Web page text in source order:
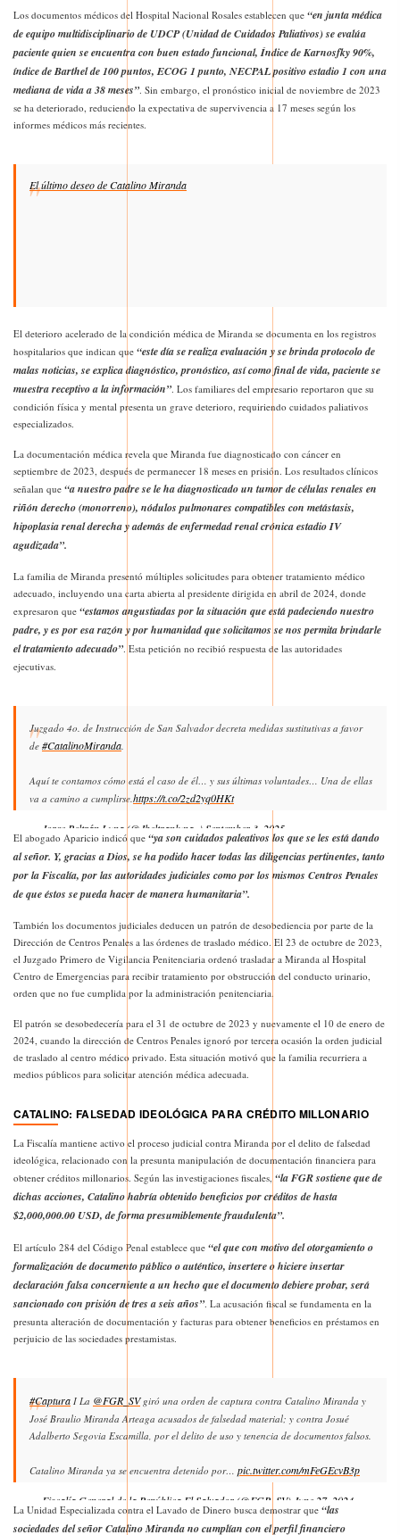
Los documentos médicos del Hospital Nacional Rosales establecen que “en junta médica
de equipo multidisciplinario de UDCP (Unidad de Cuidados Paliativos) se evalúa
paciente quien se encuentra con buen estado funcional, Índice de Karnosfky 90%,
índice de Barthel de 100 puntos, ECOG 1 punto, NECPAL positivo estadio 1 con una
mediana de vida a 38 meses”. Sin embargo, el pronóstico inicial de noviembre de 2023
se ha deteriorado, reduciendo la expectativa de supervivencia a 17 meses según los
informes médicos más recientes.
El último deseo de Catalino Miranda
El deterioro acelerado de la condición médica de Miranda se documenta en los registros
hospitalarios que indican que “este día se realiza evaluación y se brinda protocolo de
malas noticias, se explica diagnóstico, pronóstico, así como final de vida, paciente se
muestra receptivo a la información”. Los familiares del empresario reportaron que su
condición física y mental presenta un grave deterioro, requiriendo cuidados paliativos
especializados.
La documentación médica revela que Miranda fue diagnosticado con cáncer en
septiembre de 2023, después de permanecer 18 meses en prisión. Los resultados clínicos
señalan que “a nuestro padre se le ha diagnosticado un tumor de células renales en
riñón derecho (monorreno), nódulos pulmonares compatibles con metástasis,
hipoplasia renal derecha y además de enfermedad renal crónica estadio IV
agudizada”.
La familia de Miranda presentó múltiples solicitudes para obtener tratamiento médico
adecuado, incluyendo una carta abierta al presidente dirigida en abril de 2024, donde
expresaron que “estamos angustiadas por la situación que está padeciendo nuestro
padre, y es por esa razón y por humanidad que solicitamos se nos permita brindarle
el tratamiento adecuado”. Esta petición no recibió respuesta de las autoridades
ejecutivas.
Juzgado 4o. de Instrucción de San Salvador decreta medidas sustitutivas a favor
de #CatalinoMiranda.
Aquí te contamos cómo está el caso de él… y sus últimas voluntades… Una de ellas
va a camino a cumplirse.https://t.co/2zd2yq0HKt
— Jorge Beltrán Luna (@Jbeltranluna_) September 3, 2025
El abogado Aparicio indicó que “ya son cuidados paleativos los que se les está dando
al señor. Y, gracias a Dios, se ha podido hacer todas las diligencias pertinentes, tanto
por la Fiscalía, por las autoridades judiciales como por los mismos Centros Penales
de que éstos se pueda hacer de manera humanitaria”.
También los documentos judiciales deducen un patrón de desobediencia por parte de la
Dirección de Centros Penales a las órdenes de traslado médico. El 23 de octubre de 2023,
el Juzgado Primero de Vigilancia Penitenciaria ordenó trasladar a Miranda al Hospital
Centro de Emergencias para recibir tratamiento por obstrucción del conducto urinario,
orden que no fue cumplida por la administración penitenciaria.
El patrón se desobedecería para el 31 de octubre de 2023 y nuevamente el 10 de enero de
2024, cuando la dirección de Centros Penales ignoró por tercera ocasión la orden judicial
de traslado al centro médico privado. Esta situación motivó que la familia recurriera a
medios públicos para solicitar atención médica adecuada.
CATALINO: FALSEDAD IDEOLÓGICA PARA CRÉDITO MILLONARIO
La Fiscalía mantiene activo el proceso judicial contra Miranda por el delito de falsedad
ideológica, relacionado con la presunta manipulación de documentación financiera para
obtener créditos millonarios. Según las investigaciones fiscales, “la FGR sostiene que de
dichas acciones, Catalino habría obtenido beneficios por créditos de hasta
$2,000,000.00 USD, de forma presumiblemente fraudulenta”.
El artículo 284 del Código Penal establece que “el que con motivo del otorgamiento o
formalización de documento público o auténtico, insertere o hiciere insertar
declaración falsa concerniente a un hecho que el documento debiere probar, será
sancionado con prisión de tres a seis años”. La acusación fiscal se fundamenta en la
presunta alteración de documentación y facturas para obtener beneficios en préstamos en
perjuicio de las sociedades prestamistas.
#Captura I La @FGR_SVgiró una orden de captura contra Catalino Miranda y
José Braulio Miranda Arteaga acusados de falsedad material; y contra Josué
Adalberto Segovia Escamilla, por el delito de uso y tenencia de documentos falsos.
Catalino Miranda ya se encuentra detenido por… pic.twitter.com/mFeGEcvB3p
— Fiscalía General de la República El Salvador (@FGR_SV) June 27, 2024
La Unidad Especializada contra el Lavado de Dinero busca demostrar que “las
sociedades del señor Catalino Miranda no cumplían con el perfil financiero